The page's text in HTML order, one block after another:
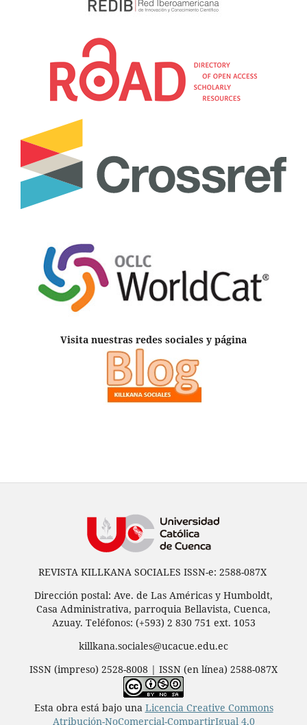
Visita nuestras redes sociales y página
REVISTA KILLKANA SOCIALES ISSN-e: 2588-087X
Dirección postal: Ave. de Las Américas y Humboldt,
Casa Administrativa, parroquia Bellavista, Cuenca,
Azuay. Teléfonos: (+593) 2 830 751 ext. 1053
killkana.sociales@ucacue.edu.ec
ISSN (impreso) 2528-8008 | ISSN (en línea) 2588-087X
Esta obra está bajo una Licencia Creative Commons
Atribución-NoComercial-CompartirIgual 4.0